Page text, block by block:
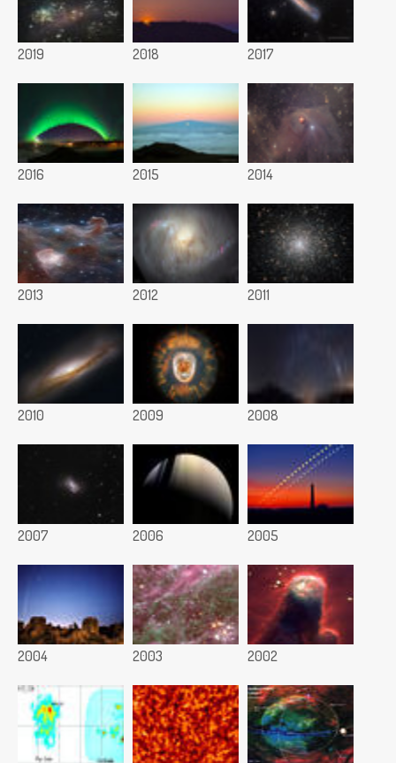
2019 2018 2017
2016 2015 2014
2013 2012 2011
2010 2009 2008
2007 2006 2005
2004 2003 2002